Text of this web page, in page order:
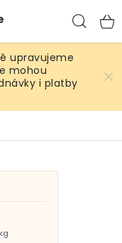
upravujeme
mohou
i platby